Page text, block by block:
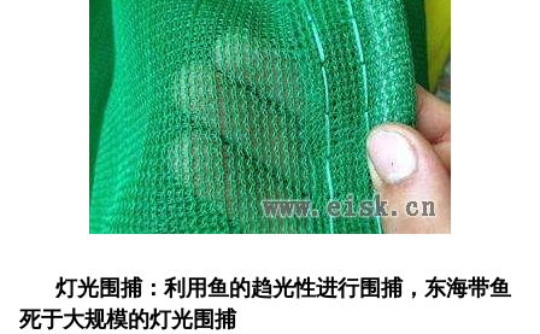
灯光围捕：利用鱼的趋光性进行围捕，东海带鱼
死于大规模的灯光围捕